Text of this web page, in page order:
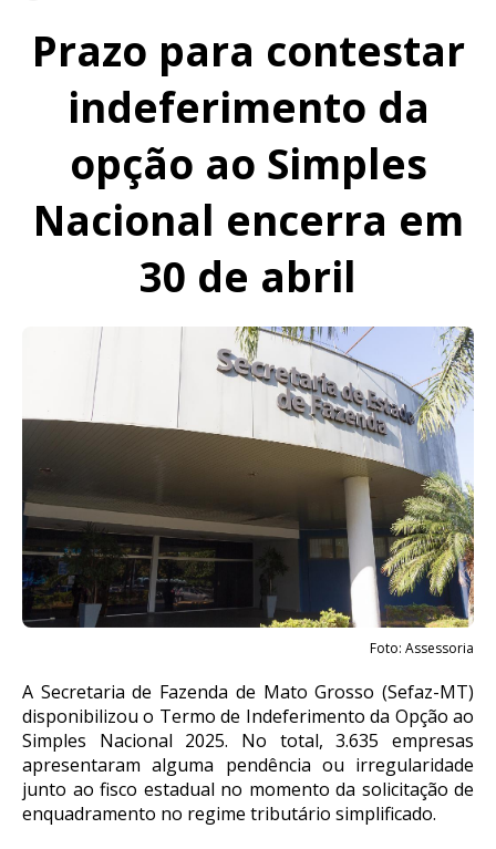
Prazo para contestar
indeferimento da
opção ao Simples
Nacional encerra em
30 de abril
Foto: Assessoria
A Secretaria de Fazenda de Mato Grosso (Sefaz-MT)
disponibilizou o Termo de Indeferimento da Opção ao
Simples Nacional 2025. No total, 3.635 empresas
apresentaram alguma pendência ou irregularidade
junto ao fisco estadual no momento da solicitação de
enquadramento no regime tributário simplificado.